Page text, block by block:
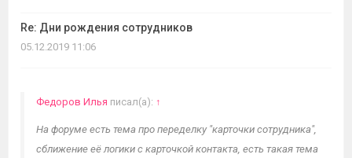
Re: Дни рождения сотрудников
05.12.2019 11:06
Федоров Илья писал(а): ↑
На форуме есть тема про переделку "карточки сотрудника",
сближение её логики с карточкой контакта, есть такая тема